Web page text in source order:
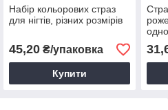
Набір кольорових страз
для нігтів, різних розмірів
45,20₴/упаковка
Купити